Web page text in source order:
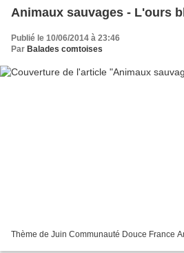
Animaux sauvages - L'ours
Publié le 10/06/2014 à 23:46
Par Balades comtoises
Thème de Juin Communauté Douce France